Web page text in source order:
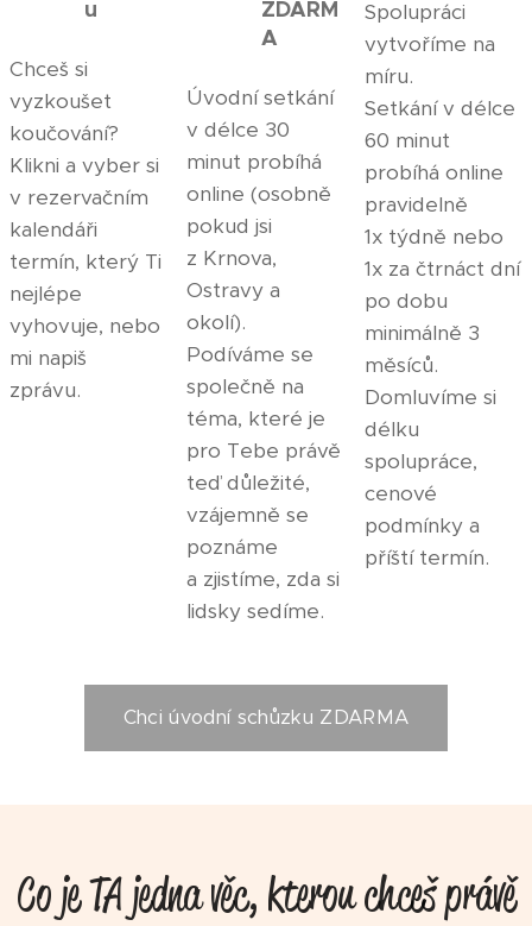
u
Chceš si
vyzkoušet
koučování?
Klikni a vyber si
v rezervačním
kalendáři
termín, který Ti
nejlépe
vyhovuje, nebo
mi napiš
zprávu.
ZDARM
A
Úvodní setkání
v délce 30
minut probíhá
online (osobně
pokud jsi
z Krnova,
Ostravy a
okolí).
Podíváme se
společně na
téma, které je
pro Tebe právě
teď důležité,
vzájemně se
poznáme
a zjistíme, zda si
lidsky sedíme.
Spolupráci
vytvoříme na
míru.
Setkání v délce
60 minut
probíhá online
pravidelně
1x týdně nebo
1x za čtrnáct dní
po dobu
minimálně 3
měsíců.
Domluvíme si
délku
spolupráce,
cenové
podmínky a
příští termín.
Chci úvodní schůzku ZDARMA
Co je TA jedna věc, kterou chceš právě